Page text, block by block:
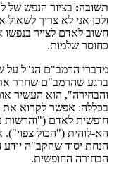
תשובה: בציור הנפש של
ולכן אני לא צריך
חשוב לאדם לצייר
כחוסר שלמות.
מדברי הרמב"ם הנ"ל על
ברגע שהרמב"ם שחרר
והבחירה", הוא העשיר
בכללה: אפשר לקרוא את
חופשית לאדם ("והרשות
הא-לוהית ("הכול
הנחת יסוד שהקב"ה יודע
הבחירה החופשית.